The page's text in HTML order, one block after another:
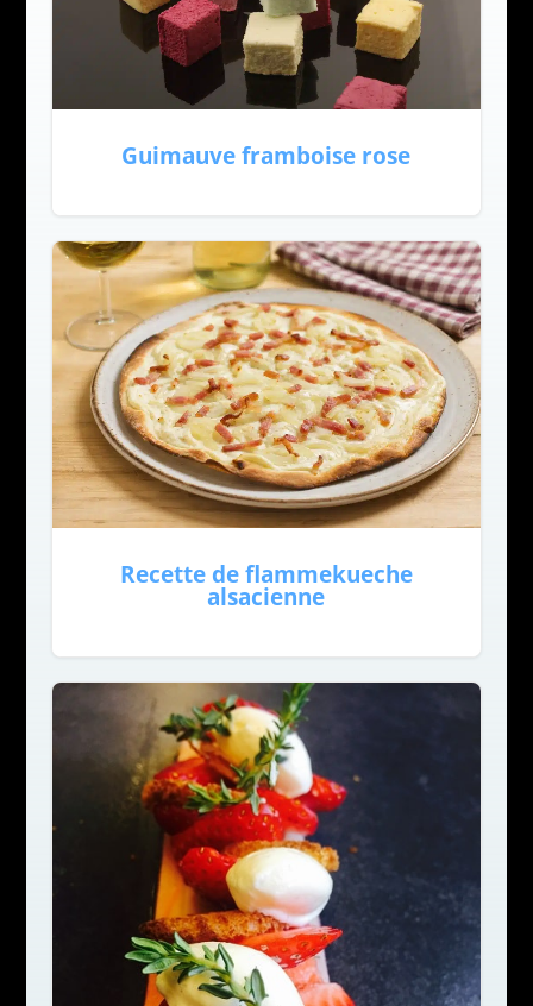
Guimauve framboise rose
Recette de flammekueche
alsacienne